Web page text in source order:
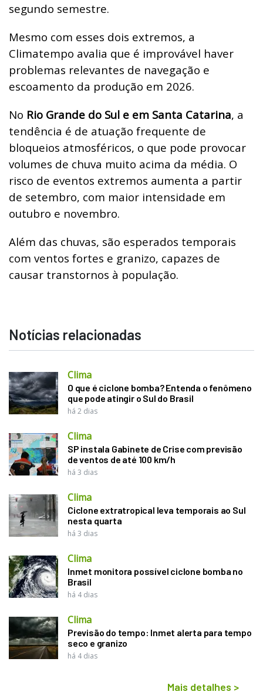
segundo semestre.
Mesmo com esses dois extremos, a
Climatempo avalia que é improvável haver
problemas relevantes de navegação e
escoamento da produção em 2026.
No Rio Grande do Sul e em Santa Catarina, a
tendência é de atuação frequente de
bloqueios atmosféricos, o que pode provocar
volumes de chuva muito acima da média. O
risco de eventos extremos aumenta a partir
de setembro, com maior intensidade em
outubro e novembro.
Além das chuvas, são esperados temporais
com ventos fortes e granizo, capazes de
causar transtornos à população.
Notícias relacionadas
Clima
O que é ciclone bomba? Entenda o fenômeno
que pode atingir o Sul do Brasil
há 2 dias
Clima
SP instala Gabinete de Crise com previsão
de ventos de até 100 km/h
há 3 dias
Clima
Ciclone extratropical leva temporais ao Sul
nesta quarta
há 3 dias
Clima
Inmet monitora possível ciclone bomba no
Brasil
há 4 dias
Clima
Previsão do tempo: Inmet alerta para tempo
seco e granizo
há 4 dias
Mais detalhes >